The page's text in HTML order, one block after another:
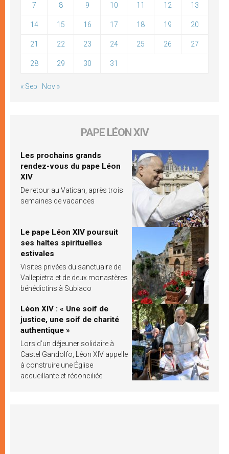
7 8 9 10 11 12 13
14 15 16 17 18 19 20
21 22 23 24 25 26 27
28 29 30 31
« Sep Nov »
PAPE LÉON XIV
Les prochains grands
rendez-vous du pape Léon
XIV
De retour au Vatican, après trois
semaines de vacances
Le pape Léon XIV poursuit
ses haltes spirituelles
estivales
Visites privées du sanctuaire de
Vallepietra et de deux monastères
bénédictins à Subiaco
Léon XIV : « Une soif de
justice, une soif de charité
authentique »
Lors d’un déjeuner solidaire à
Castel Gandolfo, Léon XIV appelle
à construire une Église
accueillante et réconciliée